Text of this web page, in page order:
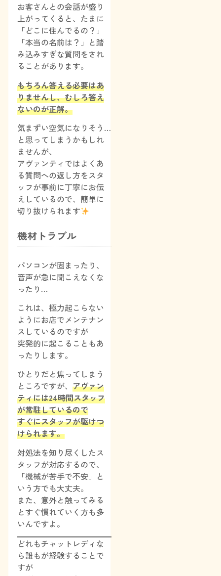
お客さんとの会話が盛り
上がってくると、たまに
「どこに住んでるの？」
「本当の名前は？」と踏
み込みすぎな質問をされ
ることがあります。
もちろん答える必要はあ
りませんし、むしろ答え
ないのが正解。
気まずい空気になりそう…
と思ってしまうかもしれ
ませんが、
アヴァンティではよくあ
る質問への返し方をスタ
ッフが事前に丁寧にお伝
えしているので、簡単に
切り抜けられます
機材トラブル
パソコンが固まったり、
音声が急に聞こえなくな
ったり…
これは、極力起こらない
ようにお店でメンテナン
スしているのですが
突発的に起こることもあ
ったりします。
ひとりだと焦ってしまう
ところですが、 アヴァン
ティには24時間スタッフ
が常駐しているので
すぐにスタッフが駆けつ
けられます。
対処法を知り尽くしたス
タッフが対応するので、
「機械が苦手で不安」と
いう方でも大丈夫。
また、意外と触ってみる
とすぐ慣れていく方も多
いんですよ。
どれもチャットレディな
ら誰もが経験することで
すが